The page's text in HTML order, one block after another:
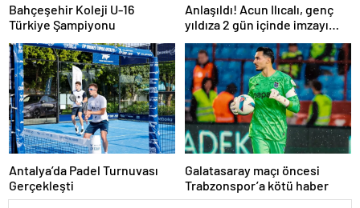
Bahçeşehir Koleji U-16
Türkiye Şampiyonu
Anlaşıldı! Acun Ilıcalı, genç
yıldıza 2 gün içinde imzayı
Antalya’da Padel Turnuvası
Gerçekleşti
Galatasaray maçı öncesi
Trabzonspor’a kötü haber